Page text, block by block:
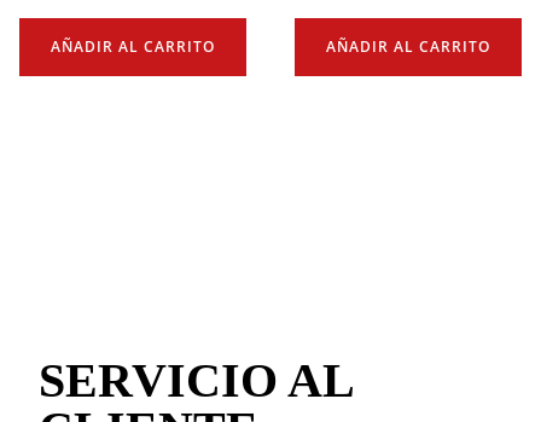
AÑADIR AL CARRITO AÑADIR AL CARRITO
SERVICIO AL